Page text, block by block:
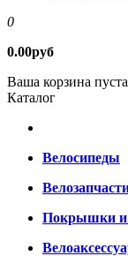
0
0.00руб
Ваша корзина
Каталог
Велосипеды
Покрышки и